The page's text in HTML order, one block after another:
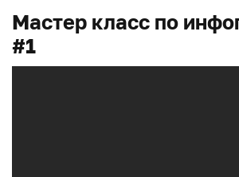
Мастер класс по
#1